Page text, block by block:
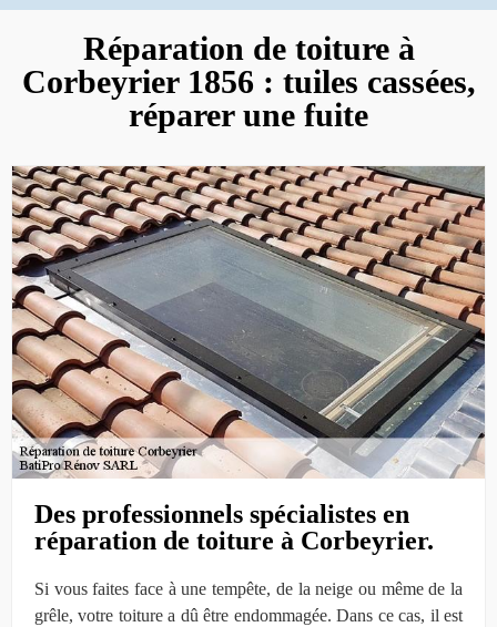
Réparation de toiture à
Corbeyrier 1856 : tuiles cassées,
réparer une fuite
Des professionnels spécialistes en
réparation de toiture à Corbeyrier.
Si vous faites face à une tempête, de la neige ou même de la
grêle, votre toiture a dû être endommagée. Dans ce cas, il est